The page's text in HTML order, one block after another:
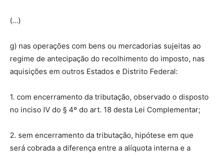
(…)
g) nas operações com bens ou mercadorias sujeitas ao
regime de antecipação do recolhimento do imposto, nas
aquisições em outros Estados e Distrito Federal:
1. com encerramento da tributação, observado o disposto
no inciso IV do § 4º do art. 18 desta Lei Complementar;
2. sem encerramento da tributação, hipótese em que
será cobrada a diferença entre a alíquota interna e a